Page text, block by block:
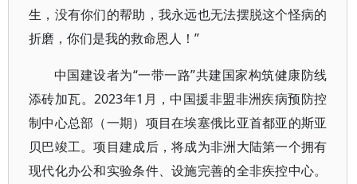
生，没有你们的帮助，我永远也无法摆脱这个怪病的
折磨，你们是我的救命恩人！”
中国建设者为“一带一路”共建国家构筑健康防线
添砖加瓦。2023年1月，中国援非盟非洲疾病预防控
制中心总部（一期）项目在埃塞俄比亚首都亚的斯亚
贝巴竣工。项目建成后，将成为非洲大陆第一个拥有
现代化办公和实验条件、设施完善的全非疾控中心。